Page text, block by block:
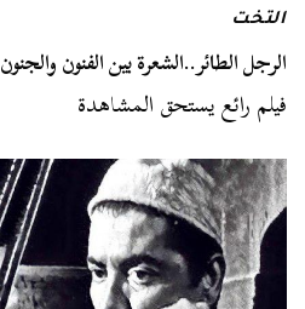
التخت
الرجل الطائر..الشعرة بين الفنون والجنون
فيلم رائع يستحق المشاهدة